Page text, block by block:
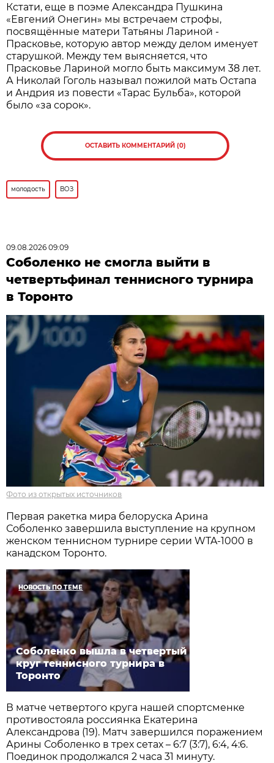
Кстати, еще в поэме Александра Пушкина
«Евгений Онегин» мы встречаем строфы,
посвящённые матери Татьяны Лариной -
Прасковье, которую автор между делом именует
старушкой. Между тем выясняется, что
Прасковье Лариной могло быть максимум 38 лет.
А Николай Гоголь называл пожилой мать Остапа
и Андрия из повести «Тарас Бульба», которой
было «за сорок».
ОСТАВИТЬ КОММЕНТАРИЙ (0)
молодость ВОЗ
09.08.2026 09:09
Соболенко не смогла выйти в
четвертьфинал теннисного турнира
в Торонто
Фото из открытых источников
Первая ракетка мира белоруска Арина
Соболенко завершила выступление на крупном
женском теннисном турнире серии WTA-1000 в
канадском Торонто.
НОВОСТЬ ПО ТЕМЕ
Соболенко вышла в четвертый
круг теннисного турнира в
Торонто
В матче четвертого круга нашей спортсменке
противостояла россиянка Екатерина
Александрова (19). Матч завершился поражением
Арины Соболенко в трех сетах – 6:7 (3:7), 6:4, 4:6.
Поединок продолжался 2 часа 31 минуту.